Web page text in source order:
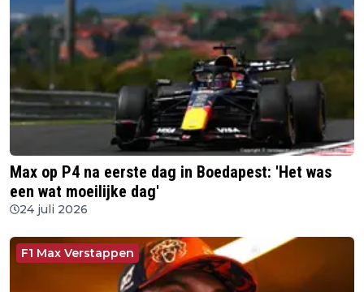
Max op P4 na eerste dag in Boedapest: 'Het was
een wat moeilijke dag'
24 juli 2026
F1 Max Verstappen